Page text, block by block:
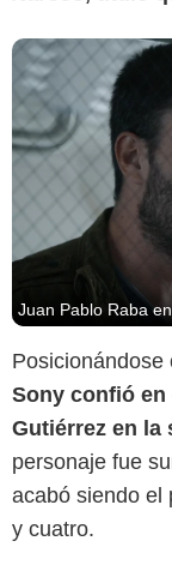
Juan Pablo Raba
Posicionándose
Sony confió en
Gutiérrez en la
personaje fue
acabó siendo el
y cuatro.